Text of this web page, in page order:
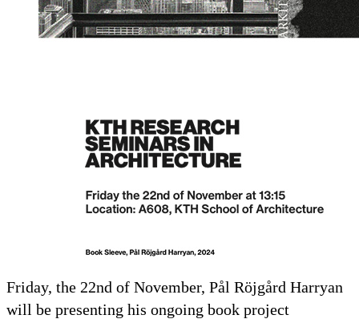
Friday, the 22nd of November, Pål Röjgård Harryan
will be presenting his ongoing book project